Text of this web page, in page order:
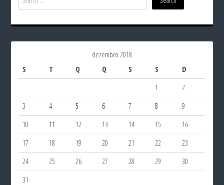
dezembro 2018
S
T Q Q S S
D
1
2
3
4 5 6 7 8
9
10
11 12 13 14 15
16
17
18 19 20 21 22
23
24
25 26 27 28 29
30
31